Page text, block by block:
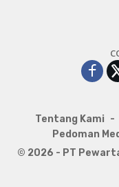
Tentang Kami
Pedoman
© 2026 - PT